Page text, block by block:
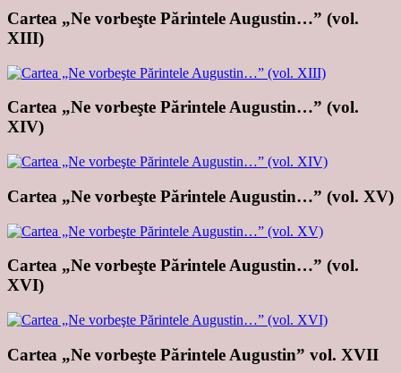
Cartea „Ne vorbeşte Părintele Augustin…” (vol.
XIII)
Cartea „Ne vorbeşte Părintele Augustin…” (vol.
XIV)
Cartea „Ne vorbeşte Părintele Augustin…” (vol. XV)
Cartea „Ne vorbeşte Părintele Augustin…” (vol.
XVI)
Cartea „Ne vorbeşte Părintele Augustin” vol. XVII